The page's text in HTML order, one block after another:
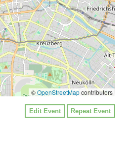
©OpenStreetMapcontributors
Edit Event Repeat Event